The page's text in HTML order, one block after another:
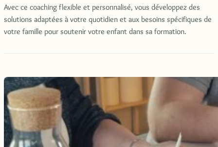
Avec ce coaching flexible et personnalisé, vous développez des
solutions adaptées à votre quotidien et aux besoins spécifiques de
votre famille pour soutenir votre enfant dans sa formation.